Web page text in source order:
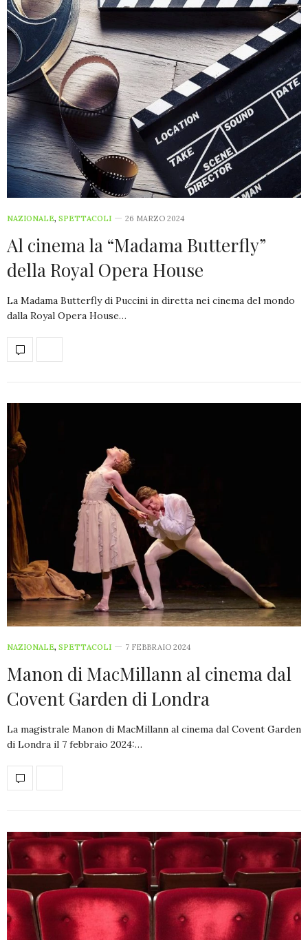
NAZIONALE, SPETTACOLI 26 MARZO 2024
Al cinema la “Madama Butterfly”
della Royal Opera House
La Madama Butterfly di Puccini in diretta nei cinema del mondo
dalla Royal Opera House…
NAZIONALE, SPETTACOLI 7 FEBBRAIO 2024
Manon di MacMillann al cinema dal
Covent Garden di Londra
La magistrale Manon di MacMillann al cinema dal Covent Garden
di Londra il 7 febbraio 2024:…